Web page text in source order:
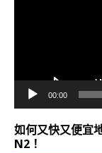
00:00
如何又快又便宜
N2！